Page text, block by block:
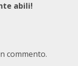
abili!
commento.